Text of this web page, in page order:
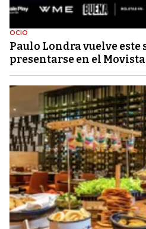
OCIO
Paulo Londra vuelve este
presentarse en el